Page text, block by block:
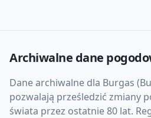
Archiwalne dane
Dane archiwalne dla Burgas
pozwalają prześledzić zmiany
świata przez ostatnie 80 lat.